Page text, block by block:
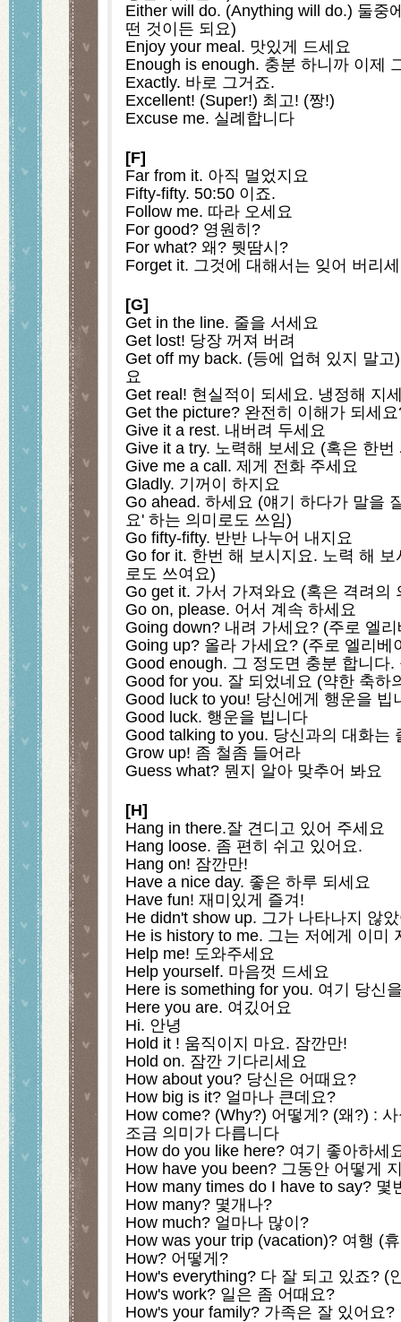
Either will do. (Anything will do.) 둘중
떤 것이든 되요)
Enjoy your meal. 맛있게 드세요
Enough is enough. 충분 하니까 이제
Exactly. 바로 그거죠.
Excellent! (Super!) 최고! (짱!)
Excuse me. 실례합니다
[F]
Far from it. 아직 멀었지요
Fifty-fifty. 50:50 이죠.
Follow me. 따라 오세요
For good? 영원히?
For what? 왜? 뭣땀시?
Forget it. 그것에 대해서는 잊어 버리
[G]
Get in the line. 줄을 서세요
Get lost! 당장 꺼져 버려
Get off my back. (등에 업혀 있지 말
요
Get real! 현실적이 되세요. 냉정해 지
Get the picture? 완전히 이해가 되세
Give it a rest. 내버려 두세요
Give it a try. 노력해 보세요 (혹은 한번
Give me a call. 제게 전화 주세요
Gladly. 기꺼이 하지요
Go ahead. 하세요 (얘기 하다가 말을
요' 하는 의미로도 쓰임)
Go fifty-fifty. 반반 나누어 내지요
Go for it. 한번 해 보시지요. 노력 해
로도 쓰여요)
Go get it. 가서 가져와요 (혹은 격려의
Go on, please. 어서 계속 하세요
Going down? 내려 가세요? (주로 엘
Going up? 올라 가세요? (주로 엘리베
Good enough. 그 정도면 충분 합니다.
Good for you. 잘 되었네요 (약한 축하
Good luck to you! 당신에게 행운을 빕
Good luck. 행운을 빕니다
Good talking to you. 당신과의 대화는
Grow up! 좀 철좀 들어라
Guess what? 뭔지 알아 맞추어 봐요
[H]
Hang in there.잘 견디고 있어 주세요
Hang loose. 좀 편히 쉬고 있어요.
Hang on! 잠깐만!
Have a nice day. 좋은 하루 되세요
Have fun! 재미있게 즐겨!
He didn't show up. 그가 나타나지 않
He is history to me. 그는 저에게 이미
Help me! 도와주세요
Help yourself. 마음껏 드세요
Here is something for you. 여기 당신
Here you are. 여깄어요
Hi. 안녕
Hold it ! 움직이지 마요. 잠깐만!
Hold on. 잠깐 기다리세요
How about you? 당신은 어때요?
How big is it? 얼마나 큰데요?
How come? (Why?) 어떻게? (왜?) :
조금 의미가 다릅니다
How do you like here? 여기 좋아하세
How have you been? 그동안 어떻게
How many times do I have to say? 몇
How many? 몇개나?
How much? 얼마나 많이?
How was your trip (vacation)? 여행 (
How? 어떻게?
How's everything? 다 잘 되고 있죠? (
How's work? 일은 좀 어때요?
How's your family? 가족은 잘 있어요?